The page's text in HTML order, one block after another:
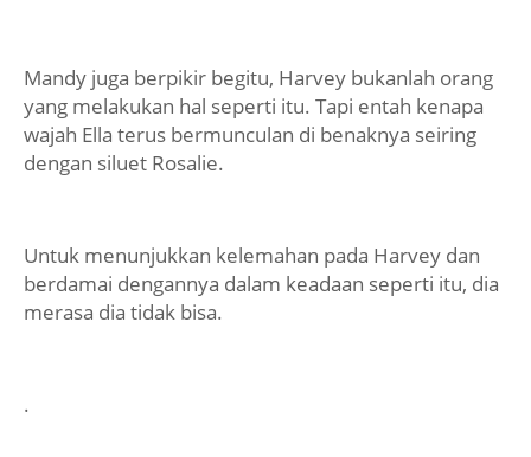
Mandy juga berpikir begitu, Harvey bukanlah orang
yang melakukan hal seperti itu. Tapi entah kenapa
wajah Ella terus bermunculan di benaknya seiring
dengan siluet Rosalie.
Untuk menunjukkan kelemahan pada Harvey dan
berdamai dengannya dalam keadaan seperti itu, dia
merasa dia tidak bisa.
.